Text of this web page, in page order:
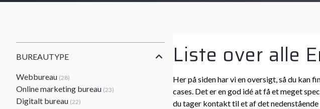
BUREAUTYPE
Webbureau (28)
Online marketing bureau (23)
Digitalt bureau (22)
Liste over alle
Her på siden har vi en oversigt, så du kan
cases. Det er en god idé at få et meget
du tager kontakt til et af det nedenstående